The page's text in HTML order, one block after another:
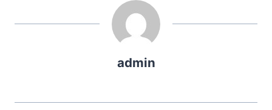
b
d
e
admin